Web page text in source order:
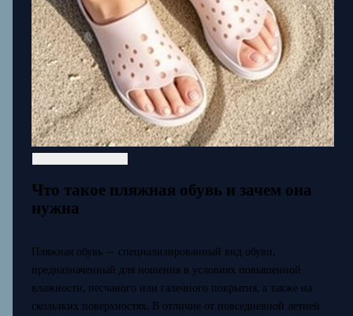
Что такое пляжная обувь и зачем она
нужна
Пляжная обувь — специализированный вид обуви,
предназначенный для ношения в условиях повышенной
влажности, песчаного или галечного покрытия, а также на
скользких поверхностях. В отличие от повседневной летней